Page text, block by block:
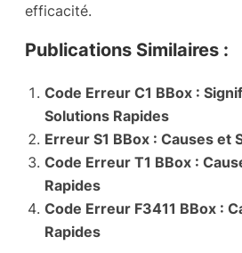
efficacité.
Publications Similaires :
Code Erreur C1 BBox :
Solutions Rapides
Erreur S1 BBox : Causes et
Code Erreur T1 BBox :
Rapides
Code Erreur F3411 BBox :
Rapides